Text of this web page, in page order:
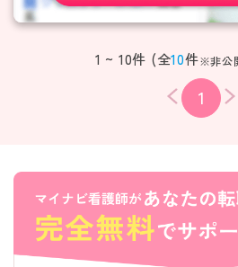
1 ~ 10件 (全10件※非公
1